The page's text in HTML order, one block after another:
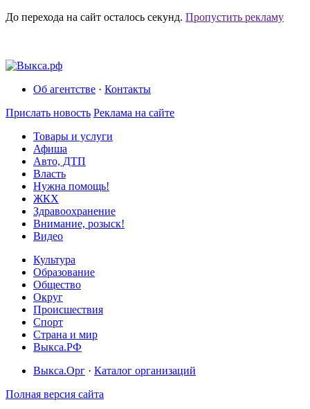
До перехода на сайт осталось секунд. Пропустить рекламу
Об агентстве · Контакты
Прислать новость Реклама на сайте
Товары и услуги
Афиша
Авто, ДТП
Власть
Нужна помощь!
ЖКХ
Здравоохранение
Внимание, розыск!
Видео
Культура
Образование
Общество
Округ
Происшествия
Спорт
Страна и мир
Выкса.РФ
Выкса.Орг · Каталог организаций
Полная версия сайта